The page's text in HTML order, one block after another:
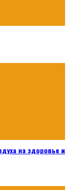
на здоровье и